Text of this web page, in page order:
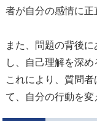
者が自分の感情に正
また、問題の背後
し、自己理解を深め
これにより、質問
て、自分の行動を変